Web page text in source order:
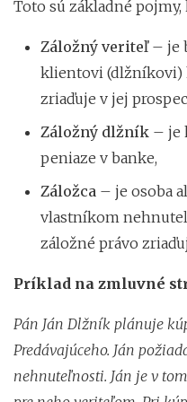
Toto sú základné
Záložný veriteľ– je
klientovi (dlžníkovi)
zriaďuje v jej
Záložný dlžník – je
peniaze v banke,
Záložca – je osoba
vlastníkom
záložné právo
Príklad na zmluvné
Pán Ján Dlžník plánuje
Predávajúceho. Ján
nehnuteľnosti. Ján je v